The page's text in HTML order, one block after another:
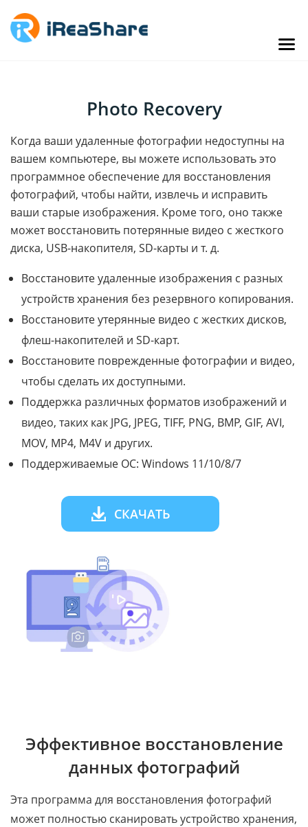
Photo Recovery
Когда ваши удаленные фотографии недоступны на
вашем компьютере, вы можете использовать это
программное обеспечение для восстановления
фотографий, чтобы найти, извлечь и исправить
ваши старые изображения. Кроме того, оно также
может восстановить потерянные видео с жесткого
диска, USB-накопителя, SD-карты и т. д.
Восстановите удаленные изображения с разных
устройств хранения без резервного копирования.
Восстановите утерянные видео с жестких дисков,
флеш-накопителей и SD-карт.
Восстановите поврежденные фотографии и видео,
чтобы сделать их доступными.
Поддержка различных форматов изображений и
видео, таких как JPG, JPEG, TIFF, PNG, BMP, GIF, AVI,
MOV, MP4, M4V и других.
Поддерживаемые ОС: Windows 11/10/8/7
СКАЧАТЬ
Эффективное восстановление
данных фотографий
Эта программа для восстановления фотографий
может полностью сканировать устройство хранения,